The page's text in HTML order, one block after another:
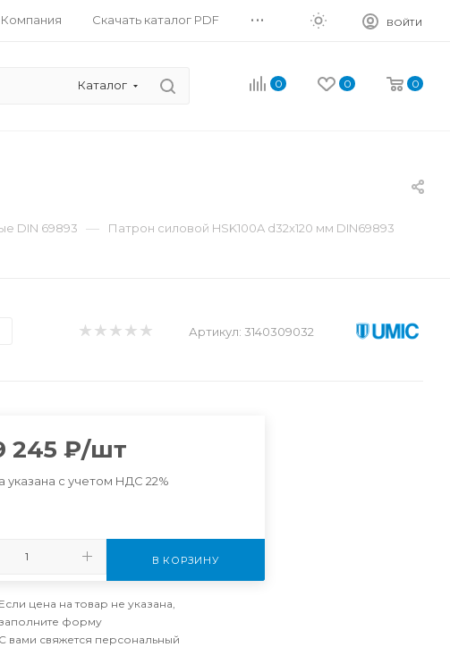
Компания Скачать каталог PDF ... ВОЙТИ
Каталог 0 0 0
DIN 69893 — Патрон силовой HSK100A d32x120 мм DIN69893
Артикул: 3140309032
245 ₽/шт
указана с учетом НДС 22%
В КОРЗИНУ
Если цена на товар не указана,
заполните форму
С вами свяжется персональный